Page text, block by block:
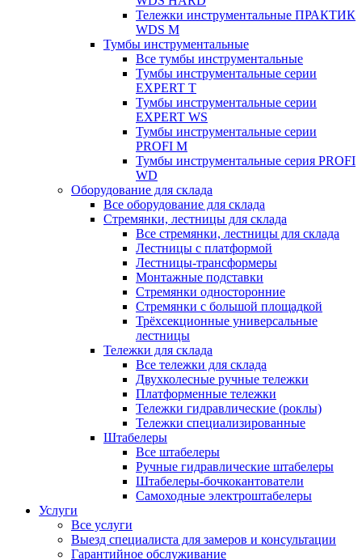
Тележки инструментальные ПРАКТИК
WDS M
Тумбы инструментальные
Все тумбы инструментальные
Тумбы инструментальные серии
EXPERT T
Тумбы инструментальные серии
EXPERT WS
Тумбы инструментальные серии
PROFI M
Тумбы инструментальные серия PROFI
WD
Оборудование для склада
Все оборудование для склада
Стремянки, лестницы для склада
Все стремянки, лестницы для склада
Лестницы с платформой
Лестницы-трансформеры
Монтажные подставки
Стремянки односторонние
Стремянки с большой площадкой
Трёхсекционные универсальные
лестницы
Тележки для склада
Все тележки для склада
Двухколесные ручные тележки
Платформенные тележки
Тележки гидравлические (роклы)
Тележки специализированные
Штабелеры
Все штабелеры
Ручные гидравлические штабелеры
Штабелеры-бочкокантователи
Самоходные электроштабелеры
Услуги
Все услуги
Выезд специалиста для замеров и консультации
Гарантийное обслуживание